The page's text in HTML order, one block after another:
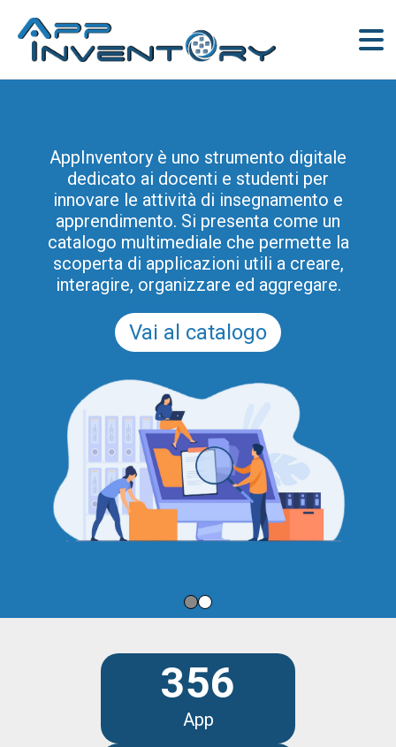
AppInventory è uno strumento digitale
dedicato ai docenti e studenti per
innovare le attività di insegnamento e
apprendimento. Si presenta come un
catalogo multimediale che permette la
scoperta di applicazioni utili a creare,
interagire, organizzare ed aggregare.
Vai al catalogo
356
App